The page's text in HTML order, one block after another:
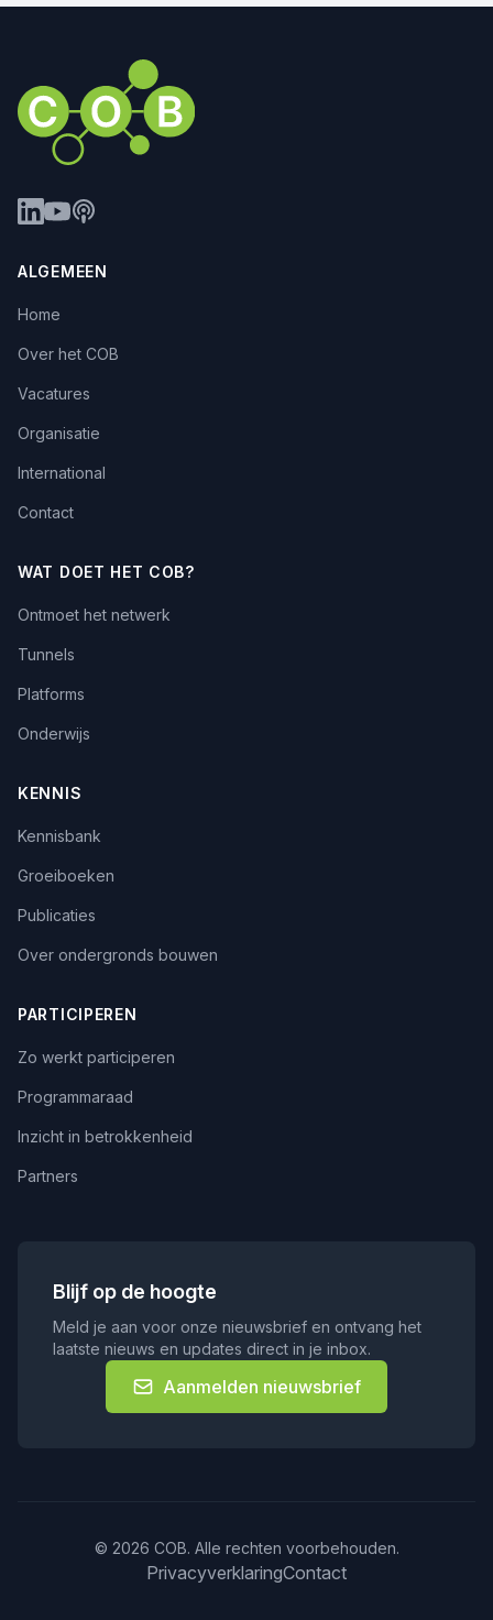
ALGEMEEN
Home
Over het COB
Vacatures
Organisatie
International
Contact
WAT DOET HET COB?
Ontmoet het netwerk
Tunnels
Platforms
Onderwijs
KENNIS
Kennisbank
Groeiboeken
Publicaties
Over ondergronds bouwen
PARTICIPEREN
Zo werkt participeren
Programmaraad
Inzicht in betrokkenheid
Partners
Blijf op de hoogte
Meld je aan voor onze nieuwsbrief en ontvang het
laatste nieuws en updates direct in je inbox.
Aanmelden nieuwsbrief
© 2026 COB. Alle rechten voorbehouden.
PrivacyverklaringContact